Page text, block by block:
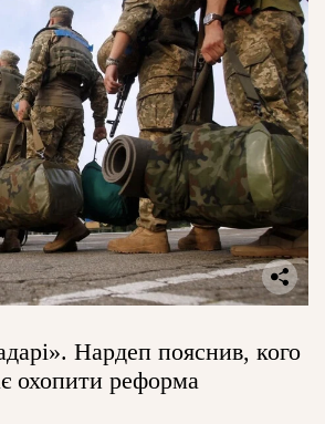
Нардеп пояснив, кого
охопити реформа